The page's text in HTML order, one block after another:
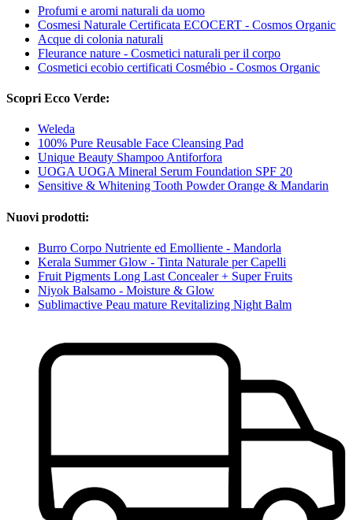
Profumi e aromi naturali da uomo
Cosmesi Naturale Certificata ECOCERT - Cosmos Organic
Acque di colonia naturali
Fleurance nature - Cosmetici naturali per il corpo
Cosmetici ecobio certificati Cosmébio - Cosmos Organic
Scopri Ecco Verde:
Weleda
100% Pure Reusable Face Cleansing Pad
Unique Beauty Shampoo Antiforfora
UOGA UOGA Mineral Serum Foundation SPF 20
Sensitive & Whitening Tooth Powder Orange & Mandarin
Nuovi prodotti:
Burro Corpo Nutriente ed Emolliente - Mandorla
Kerala Summer Glow - Tinta Naturale per Capelli
Fruit Pigments Long Last Concealer + Super Fruits
Niyok Balsamo - Moisture & Glow
Sublimactive Peau mature Revitalizing Night Balm